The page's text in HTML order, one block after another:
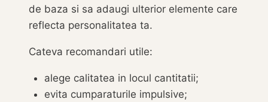
de baza si sa adaugi ulterior elemente care
reflecta personalitatea ta.
Cateva recomandari utile:
alege calitatea in locul cantitatii;
evita cumparaturile impulsive;